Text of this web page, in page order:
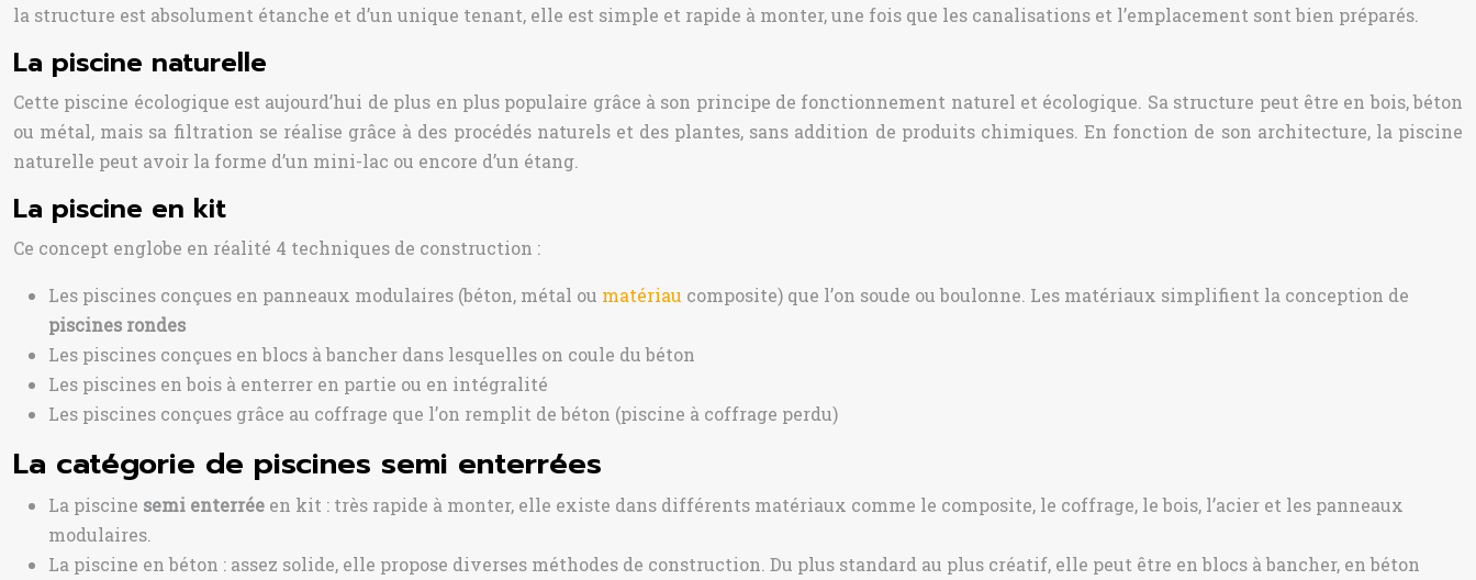
la structure est absolument étanche et d’un unique tenant, elle est simple et rapide à monter, une fois que les canalisations et l’emplacement sont bien préparés.
La piscine naturelle
Cette piscine écologique est aujourd’hui de plus en plus populaire grâce à son principe de fonctionnement naturel et écologique. Sa structure peut être en bois, béton
ou métal, mais sa filtration se réalise grâce à des procédés naturels et des plantes, sans addition de produits chimiques. En fonction de son architecture, la piscine
naturelle peut avoir la forme d’un mini-lac ou encore d’un étang.
La piscine en kit
Ce concept englobe en réalité 4 techniques de construction :
Les piscines conçues en panneaux modulaires (béton, métal ou matériau composite) que l’on soude ou boulonne. Les matériaux simplifient la conception de
piscines rondes
Les piscines conçues en blocs à bancher dans lesquelles on coule du béton
Les piscines en bois à enterrer en partie ou en intégralité
Les piscines conçues grâce au coffrage que l’on remplit de béton (piscine à coffrage perdu)
La catégorie de piscines semi enterrées
La piscine semi enterrée en kit : très rapide à monter, elle existe dans différents matériaux comme le composite, le coffrage, le bois, l’acier et les panneaux
modulaires.
La piscine en béton : assez solide, elle propose diverses méthodes de construction. Du plus standard au plus créatif, elle peut être en blocs à bancher, en béton